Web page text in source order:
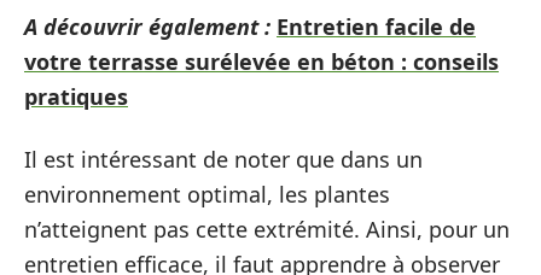
A découvrir également : Entretien facile de
votre terrasse surélevée en béton : conseils
pratiques
Il est intéressant de noter que dans un
environnement optimal, les plantes
n’atteignent pas cette extrémité. Ainsi, pour un
entretien efficace, il faut apprendre à observer